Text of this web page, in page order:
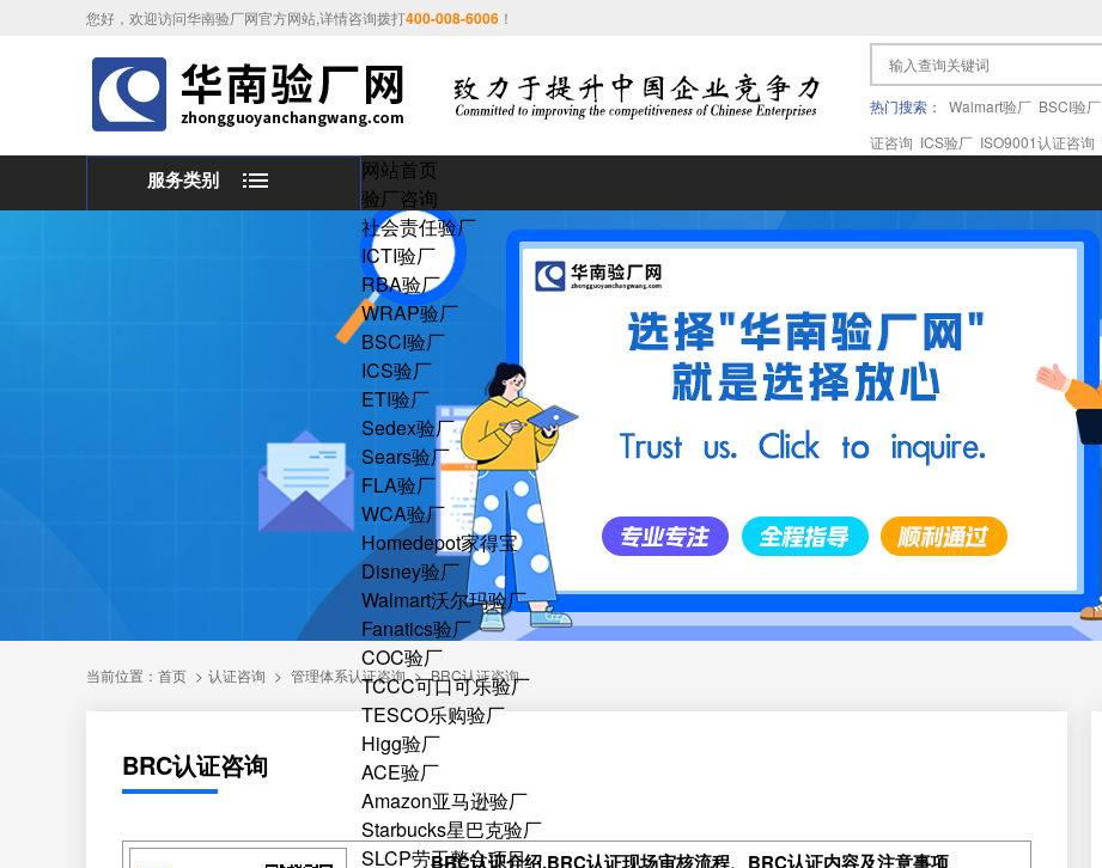
您好，欢迎访问华南验厂网官方网站,详情咨询拨打400-008-6006 ！
热门搜索： Walmart验厂 BSCI验厂
证咨询 ICS验厂 ISO9001认证咨询
服务类别
网站首页
验厂咨询
社会责任验厂
ICTI验厂
RBA验厂
WRAP验厂
BSCI验厂
ICS验厂
ETI验厂
Sedex验厂
Sears验厂
FLA验厂
WCA验厂
Homedepot家得宝
Disney验厂
Walmart沃尔玛验厂
Fanatics验厂
COC验厂
TCCC可口可乐验厂
TESCO乐购验厂
Higg验厂
ACE验厂
Amazon亚马逊验厂
Starbucks星巴克验厂
SLCP劳工整合项目
当前位置： 首页 > 认证咨询 > 管理体系认证咨询 > BRC认证咨询
BRC认证咨询
BRC认证介绍,BRC认证现场审核流程、BRC认证内容及注意事项